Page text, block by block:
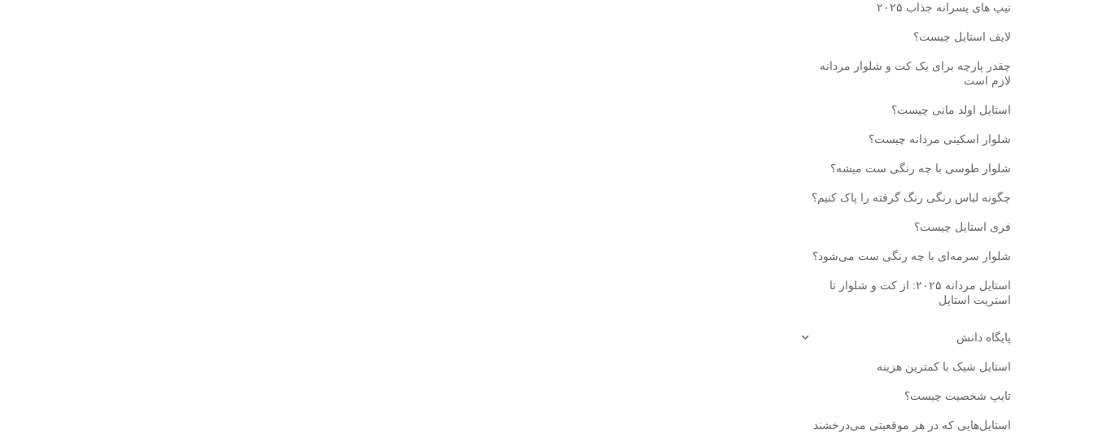
تیپ های پسرانه جذاب ۲۰۲۵
لایف استایل چیست؟
چقدر پارچه برای یک کت و شلوار مردانه
لازم است
استایل اولد مانی چیست؟
شلوار اسکینی مردانه چیست؟
شلوار طوسی با چه رنگی ست میشه؟
چگونه لباس رنگی رنگ گرفته را پاک کنیم؟
فری استایل چیست؟
شلوار سرمه‌ای با چه رنگی ست می‌شود؟
استایل مردانه ۲۰۲۵: از کت‌ و‌ شلوار تا
استریت‌ استایل
پایگاه دانش
استایل شیک با کمترین هزینه
تایپ شخصیت چیست؟
استایل‌هایی که در هر موقعیتی می‌درخشند